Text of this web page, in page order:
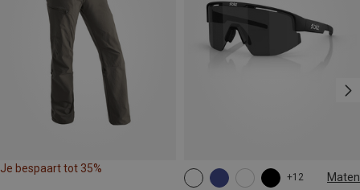
Je bespaart tot 35%
+12 Maten
ONE SIZE